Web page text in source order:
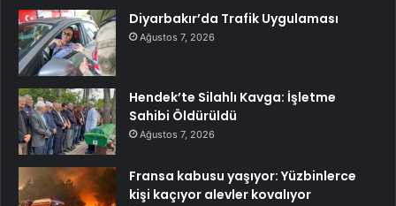
Diyarbakır’da Trafik Uygulaması
Ağustos 7, 2026
Hendek’te Silahlı Kavga: İşletme
Sahibi Öldürüldü
Ağustos 7, 2026
Fransa kabusu yaşıyor: Yüzbinlerce
kişi kaçıyor alevler kovalıyor